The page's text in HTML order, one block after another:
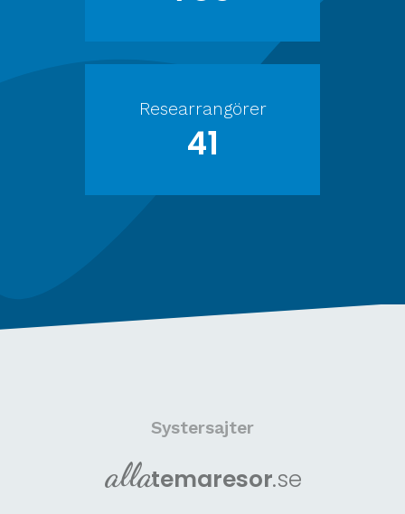
Researrangörer
41
Systersajter
allatemaresor.se